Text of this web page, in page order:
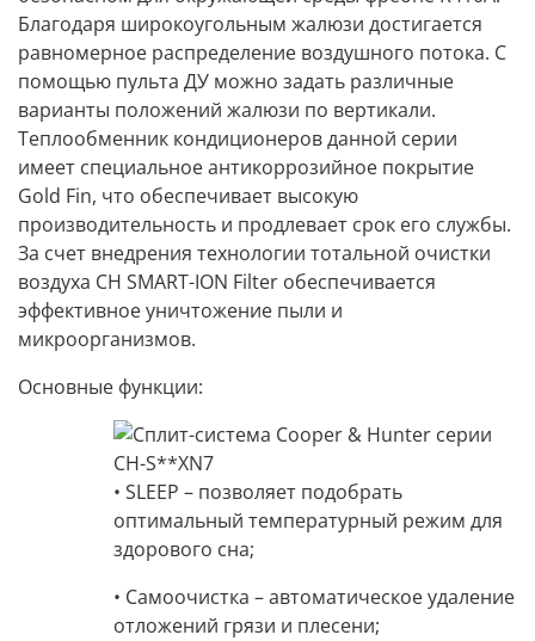
Благодаря широкоугольным жалюзи достигается
равномерное распределение воздушного потока. С
помощью пульта ДУ можно задать различные
варианты положений жалюзи по вертикали.
Теплообменник кондиционеров данной серии
имеет специальное антикоррозийное покрытие
Gold Fin, что обеспечивает высокую
производительность и продлевает срок его службы.
За счет внедрения технологии тотальной очистки
воздуха CH SMART-ION Filter обеспечивается
эффективное уничтожение пыли и
микроорганизмов.
Основные функции:
• SLEEP – позволяет подобрать
оптимальный температурный режим для
здорового сна;
• Самоочистка –автоматическое удаление
отложений грязи и плесени;